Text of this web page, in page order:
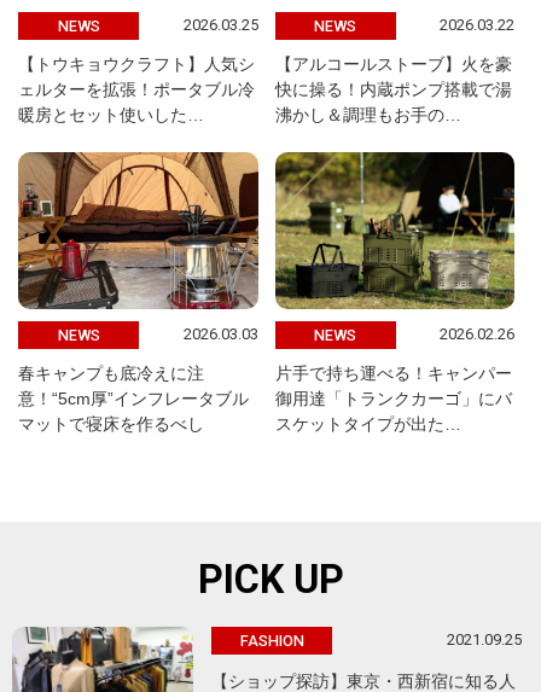
NEWS 2026.03.25
【トウキョウクラフト】人気シ
ェルターを拡張！ポータブル冷
暖房とセット使いした…
NEWS 2026.03.22
【アルコールストーブ】火を豪
快に操る！内蔵ポンプ搭載で湯
沸かし＆調理もお手の…
NEWS 2026.03.03
春キャンプも底冷えに注
意！“5cm厚”インフレータブル
マットで寝床を作るべし
NEWS 2026.02.26
片手で持ち運べる！キャンパー
御用達「トランクカーゴ」にバ
スケットタイプが出た…
PICK UP
FASHION 2021.09.25
【ショップ探訪】東京・西新宿に知る人